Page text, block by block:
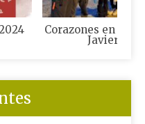
Corazones en
Javierada